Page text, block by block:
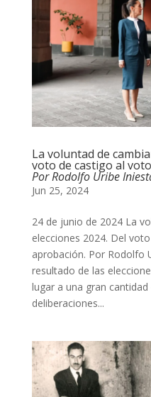
La voluntad de
voto de castigo al
Por Rodolfo Uribe
Jun 25, 2024
24 de junio de 2024 La
elecciones 2024. Del
aprobación. Por Rodolfo
resultado de las
lugar a una gran
deliberaciones...